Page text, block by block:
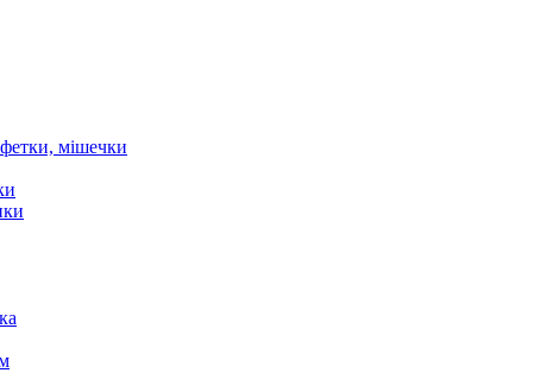
мішечки